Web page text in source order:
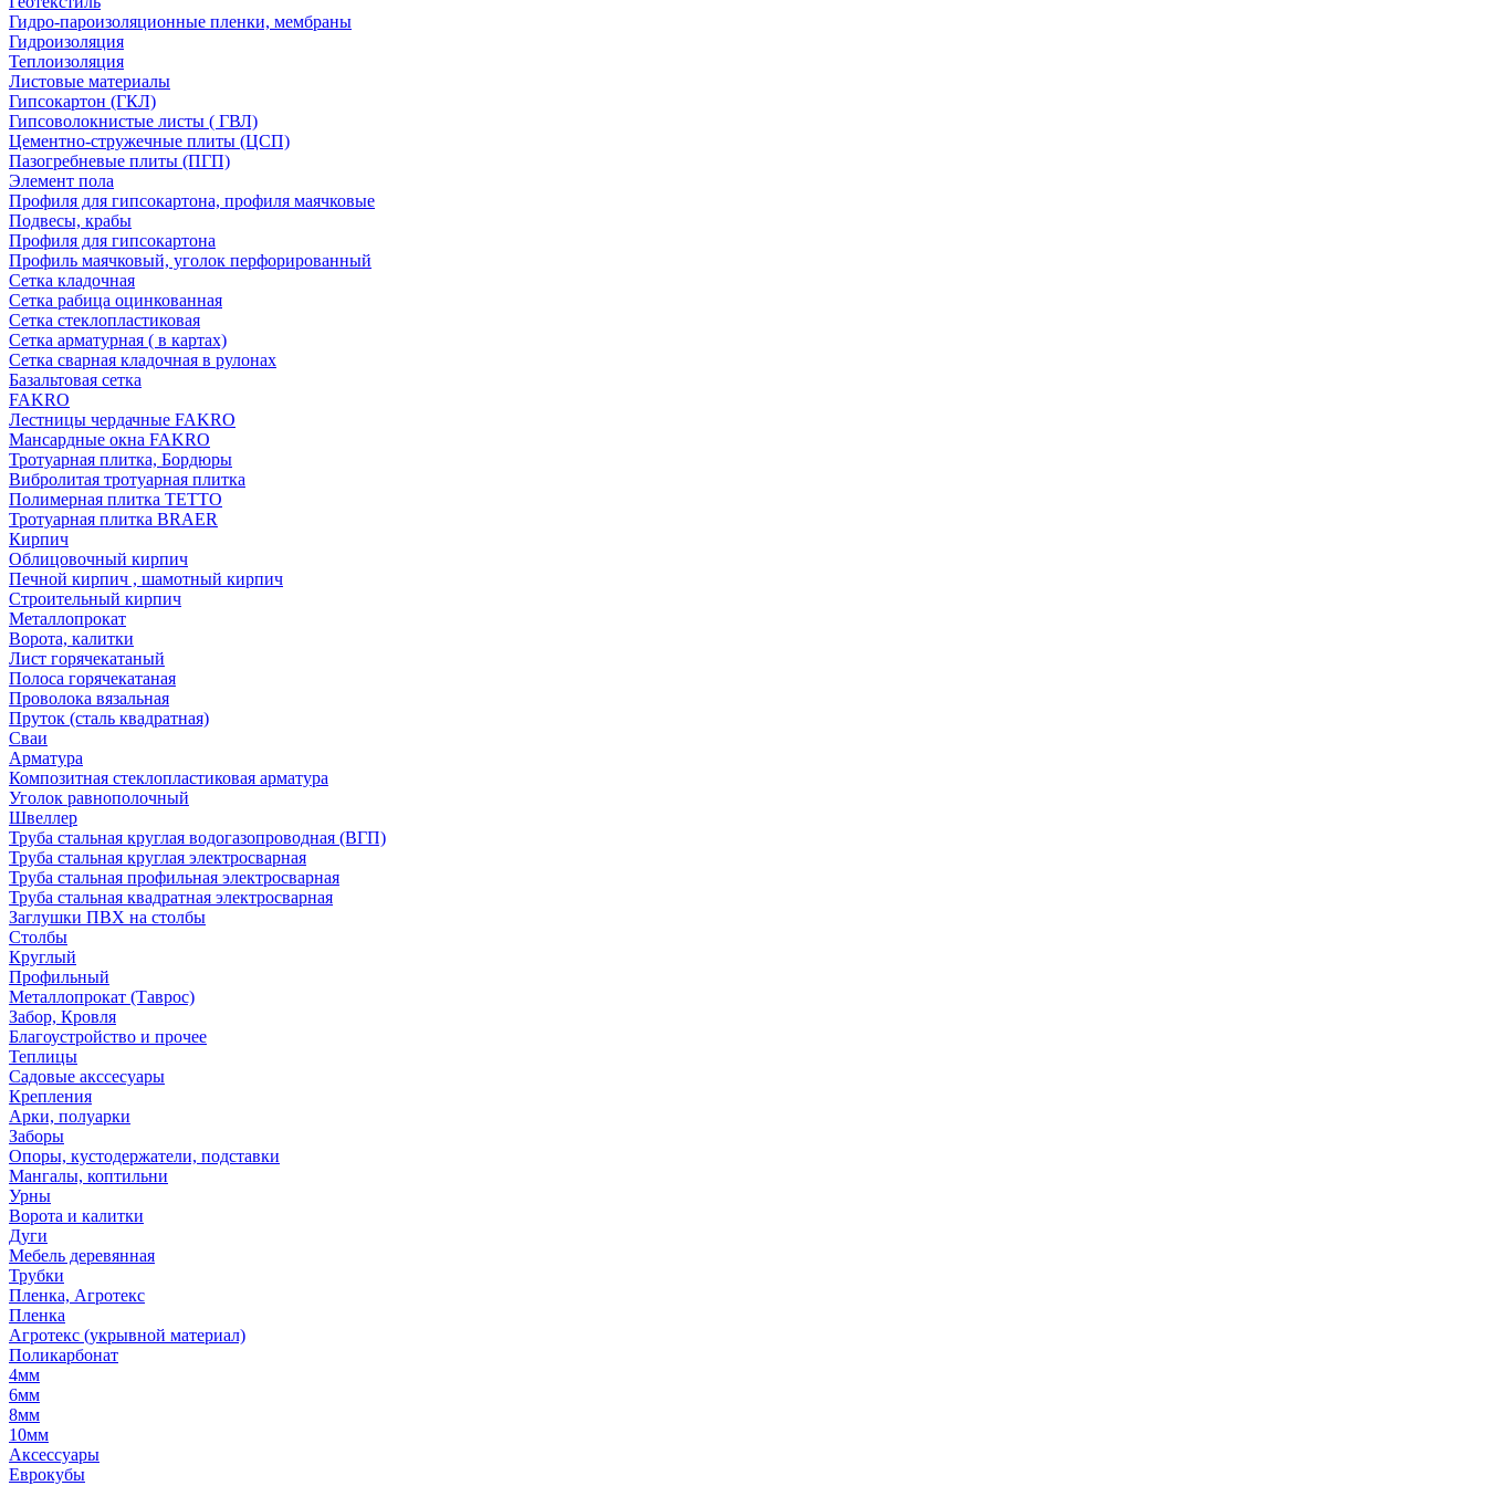
Гидро-пароизоляционные пленки, мембраны
Гидроизоляция
Теплоизоляция
Листовые материалы
Гипсокартон (ГКЛ)
Гипсоволокнистые листы ( ГВЛ)
Цементно-стружечные плиты (ЦСП)
Пазогребневые плиты (ПГП)
Элемент пола
Профиля для гипсокартона, профиля маячковые
Подвесы, крабы
Профиля для гипсокартона
Профиль маячковый, уголок перфорированный
Сетка кладочная
Сетка рабица оцинкованная
Сетка стеклопластиковая
Сетка арматурная ( в картах)
Сетка сварная кладочная в рулонах
Базальтовая сетка
FAKRO
Лестницы чердачные FAKRO
Мансардные окна FAKRO
Тротуарная плитка, Бордюры
Вибролитая тротуарная плитка
Полимерная плитка TETTO
Тротуарная плитка BRAER
Кирпич
Облицовочный кирпич
Печной кирпич , шамотный кирпич
Строительный кирпич
Металлопрокат
Ворота, калитки
Лист горячекатаный
Полоса горячекатаная
Проволока вязальная
Пруток (сталь квадратная)
Сваи
Арматура
Композитная стеклопластиковая арматура
Уголок равнополочный
Швеллер
Труба стальная круглая водогазопроводная (ВГП)
Труба стальная круглая электросварная
Труба стальная профильная электросварная
Труба стальная квадратная электросварная
Заглушки ПВХ на столбы
Столбы
Круглый
Профильный
Металлопрокат (Таврос)
Забор, Кровля
Благоустройство и прочее
Теплицы
Садовые акссесуары
Крепления
Арки, полуарки
Заборы
Опоры, кустодержатели, подставки
Мангалы, коптильни
Урны
Ворота и калитки
Дуги
Мебель деревянная
Трубки
Пленка, Агротекс
Пленка
Агротекс (укрывной материал)
Поликарбонат
4мм
6мм
8мм
10мм
Аксессуары
Еврокубы